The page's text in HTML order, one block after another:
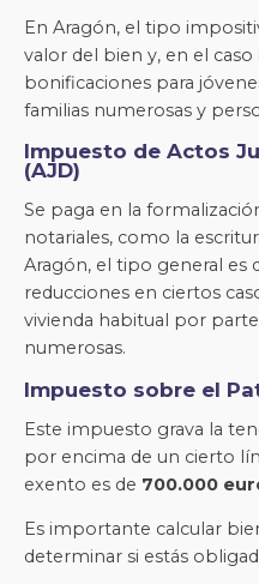
En Aragón, el tipo
valor del bien y, en el caso
bonificaciones para
familias numerosas y
Impuesto de Actos
(AJD)
Se paga en la
notariales, como la
Aragón, el tipo general es
reducciones en ciertos
vivienda habitual por
numerosas.
Impuesto sobre el
Este impuesto grava la
por encima de un cierto
exento es de 700.000
Es importante calcular
determinar si estás